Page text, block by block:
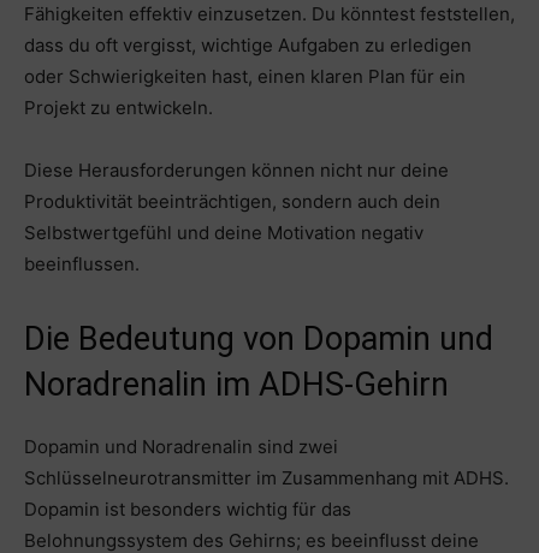
Fähigkeiten effektiv einzusetzen. Du könntest feststellen,
dass du oft vergisst, wichtige Aufgaben zu erledigen
oder Schwierigkeiten hast, einen klaren Plan für ein
Projekt zu entwickeln.
Diese Herausforderungen können nicht nur deine
Produktivität beeinträchtigen, sondern auch dein
Selbstwertgefühl und deine Motivation negativ
beeinflussen.
Die Bedeutung von Dopamin und
Noradrenalin im ADHS-Gehirn
Dopamin und Noradrenalin sind zwei
Schlüsselneurotransmitter im Zusammenhang mit ADHS.
Dopamin ist besonders wichtig für das
Belohnungssystem des Gehirns; es beeinflusst deine